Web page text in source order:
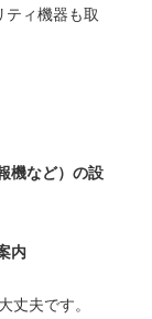
ィ機器も取
機など）の設
内
夫です。